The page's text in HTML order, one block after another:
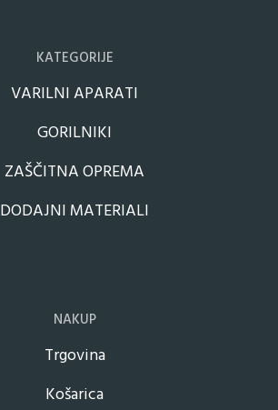
KATEGORIJE
VARILNI APARATI
GORILNIKI
ZAŠČITNA OPREMA
DODAJNI MATERIALI
NAKUP
Trgovina
Košarica